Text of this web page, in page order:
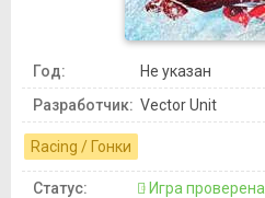
Год:
Не указан
Разработчик: Vector Unit
Racing / Гонки
Статус: Игра проверена